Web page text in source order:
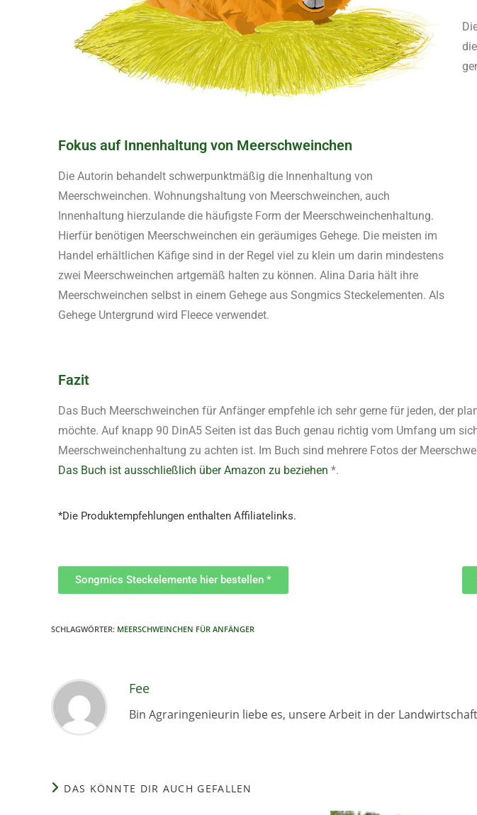
Fokus auf Innenhaltung von Meerschweinchen
Die Autorin behandelt schwerpunktmäßig die Innenhaltung von
Meerschweinchen. Wohnungshaltung von Meerschweinchen, auch
Innenhaltung hierzulande die häufigste Form der Meerschweinchenhaltung.
Hierfür benötigen Meerschweinchen ein geräumiges Gehege. Die meisten im
Handel erhältlichen Käfige sind in der Regel viel zu klein um darin mindestens
zwei Meerschweinchen artgemäß halten zu können. Alina Daria hält ihre
Meerschweinchen selbst in einem Gehege aus Songmics Steckelementen. Als
Gehege Untergrund wird Fleece verwendet.
Fazit
Das Buch Meerschweinchen für Anfänger empfehle ich sehr gerne für jeden, der
möchte. Auf knapp 90 DinA5 Seiten ist das Buch genau richtig vom Umfang um
Meerschweinchenhaltung zu achten ist. Im Buch sind mehrere Fotos der
Das Buch ist ausschließlich über Amazon zu beziehen *.
*Die Produktempfehlungen enthalten Affiliatelinks.
Songmics Steckelemente hier bestellen *
SCHLAGWÖRTER: MEERSCHWEINCHEN FÜR ANFÄNGER
Fee
Bin Agraringenieurin liebe es, unsere Arbeit in der
DAS KÖNNTE DIR AUCH GEFALLEN